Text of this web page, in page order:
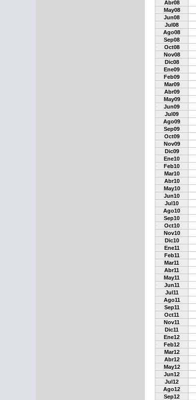
Abr08
May08
Jun08
Jul08
Ago08
Sep08
Oct08
Nov08
Dic08
Ene09
Feb09
Mar09
Abr09
May09
Jun09
Jul09
Ago09
Sep09
Oct09
Nov09
Dic09
Ene10
Feb10
Mar10
Abr10
May10
Jun10
Jul10
Ago10
Sep10
Oct10
Nov10
Dic10
Ene11
Feb11
Mar11
Abr11
May11
Jun11
Jul11
Ago11
Sep11
Oct11
Nov11
Dic11
Ene12
Feb12
Mar12
Abr12
May12
Jun12
Jul12
Ago12
Sep12